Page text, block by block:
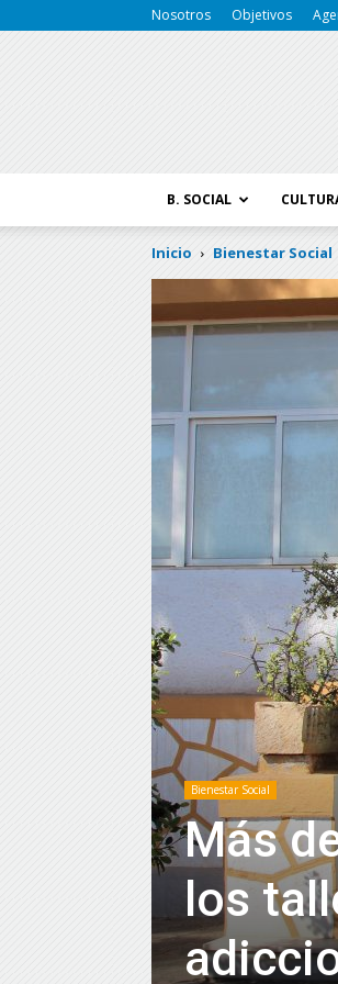
Nosotros Objetivos
B. SOCIAL
Inicio Bienestar Social
Bienestar Social
Más
los